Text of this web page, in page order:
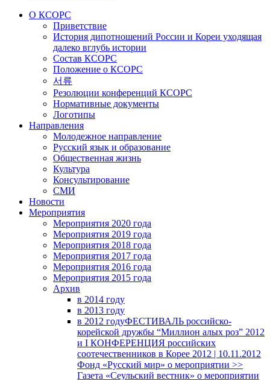
О КСОРС
Приветствие
История дипотношений России и Кореи уходящая
далеко вглубь истории
Состав КСОРС
Положение о КСОРС
서류
Резолюции конференций КСОРС
Нормативные документы
Логотипы
Направления
Молодежное направление
Русский язык и образование
Общественная жизнь
Культура
Консультирование
СМИ
Новости
Мероприятия
Мероприятия 2020 года
Мероприятия 2019 года
Мероприятия 2018 годa
Мероприятия 2017 года
Мероприятия 2016 года
Мероприятия 2015 года
Архив
в 2014 году
в 2013 году
в 2012 годуФЕСТИВАЛЬ российско-
корейской дружбы “Миллион алых роз” 2012
и I КОНФЕРЕНЦИЯ российских
соотечественников в Корее 2012 | 10.11.2012
Фонд «Русский мир» о мероприятии >>
Газета «Сеульский вестник» о мероприятии